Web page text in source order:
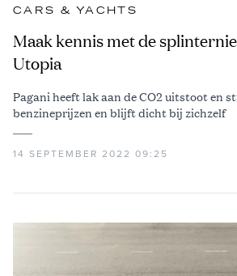
CARS & YACHTS
Maak kennis met de
Utopia
Pagani heeft lak aan de CO2 uitstoot en
benzineprijzen en blijft dicht bij zichzelf
14 SEPTEMBER 2022 09:25